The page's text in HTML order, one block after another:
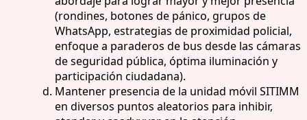
(rondines, botones de pánico, grupos de
WhatsApp, estrategias de proximidad policial,
enfoque a paraderos de bus desde las cámaras
de seguridad pública, óptima iluminación y
participación ciudadana).
Mantener presencia de la unidad móvil SITIMM
en diversos puntos aleatorios para inhibir,